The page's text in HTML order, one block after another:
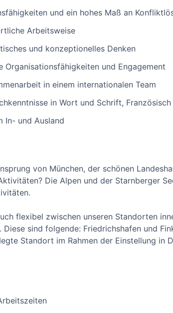
und ein hohes Maß an
Arbeitsweise
und konzeptionelles Denken
Organisationsfähigkeiten und Engagement
in einem internationalen Team
in Wort und Schrift,
In- und Ausland
von München, der schönen
Die Alpen und der Starnberger
flexibel zwischen unseren Standorten
sind folgende: Friedrichshafen und
Standort im Rahmen der Einstellung in